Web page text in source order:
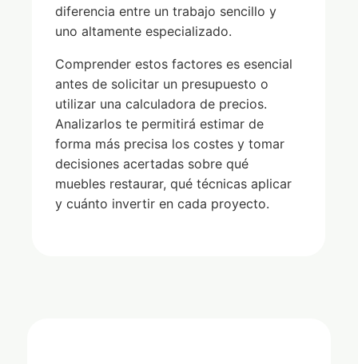
diferencia entre un trabajo sencillo y
uno altamente especializado.
Comprender estos factores es esencial
antes de solicitar un presupuesto o
utilizar una calculadora de precios.
Analizarlos te permitirá estimar de
forma más precisa los costes y tomar
decisiones acertadas sobre qué
muebles restaurar, qué técnicas aplicar
y cuánto invertir en cada proyecto.